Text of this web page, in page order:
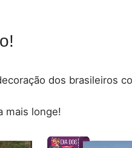
dos brasileiros
mais longe!